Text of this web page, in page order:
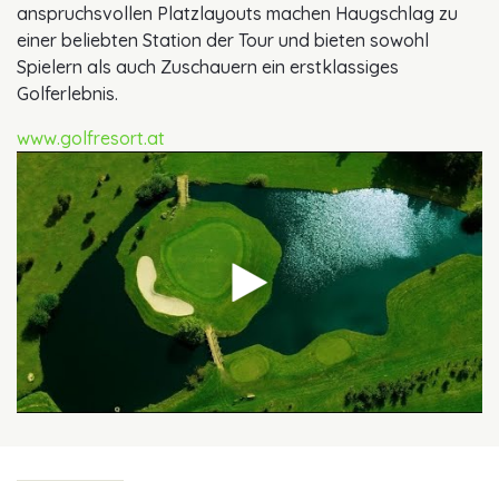
anspruchsvollen Platzlayouts machen Haugschlag zu
einer beliebten Station der Tour und bieten sowohl
Spielern als auch Zuschauern ein erstklassiges
Golferlebnis.
www.golfresort.at